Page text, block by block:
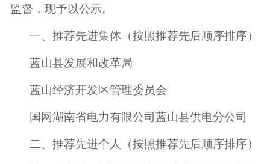
监督，现予以公示。
一、推荐先进集体 （按照推荐先后顺序排序）
蓝山县发展和改革局
蓝山经济开发区管理委员会
国网湖南省电力有限公司蓝山县供电分公司
二、推荐先进个人 （按照推荐先后顺序排序）